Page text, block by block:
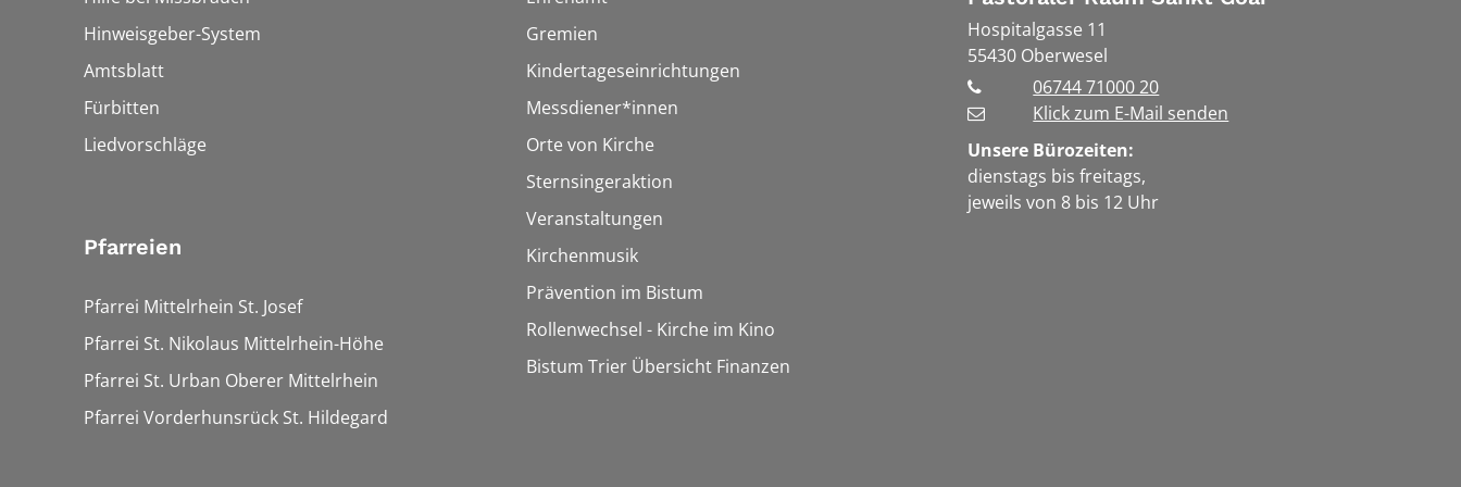
Hinweisgeber-System
Amtsblatt
Fürbitten
Liedvorschläge
Pfarreien
Pfarrei Mittelrhein St. Josef
Pfarrei St. Nikolaus Mittelrhein-Höhe
Pfarrei St. Urban Oberer Mittelrhein
Pfarrei Vorderhunsrück St. Hildegard
Gremien
Kindertageseinrichtungen
Messdiener*innen
Orte von Kirche
Sternsingeraktion
Veranstaltungen
Kirchenmusik
Prävention im Bistum
Rollenwechsel - Kirche im Kino
Bistum Trier Übersicht Finanzen
Hospitalgasse 11
55430 Oberwesel
06744 71000 20
Klick zum E-Mail senden
Unsere Bürozeiten:
dienstags bis freitags,
jeweils von 8 bis 12 Uhr